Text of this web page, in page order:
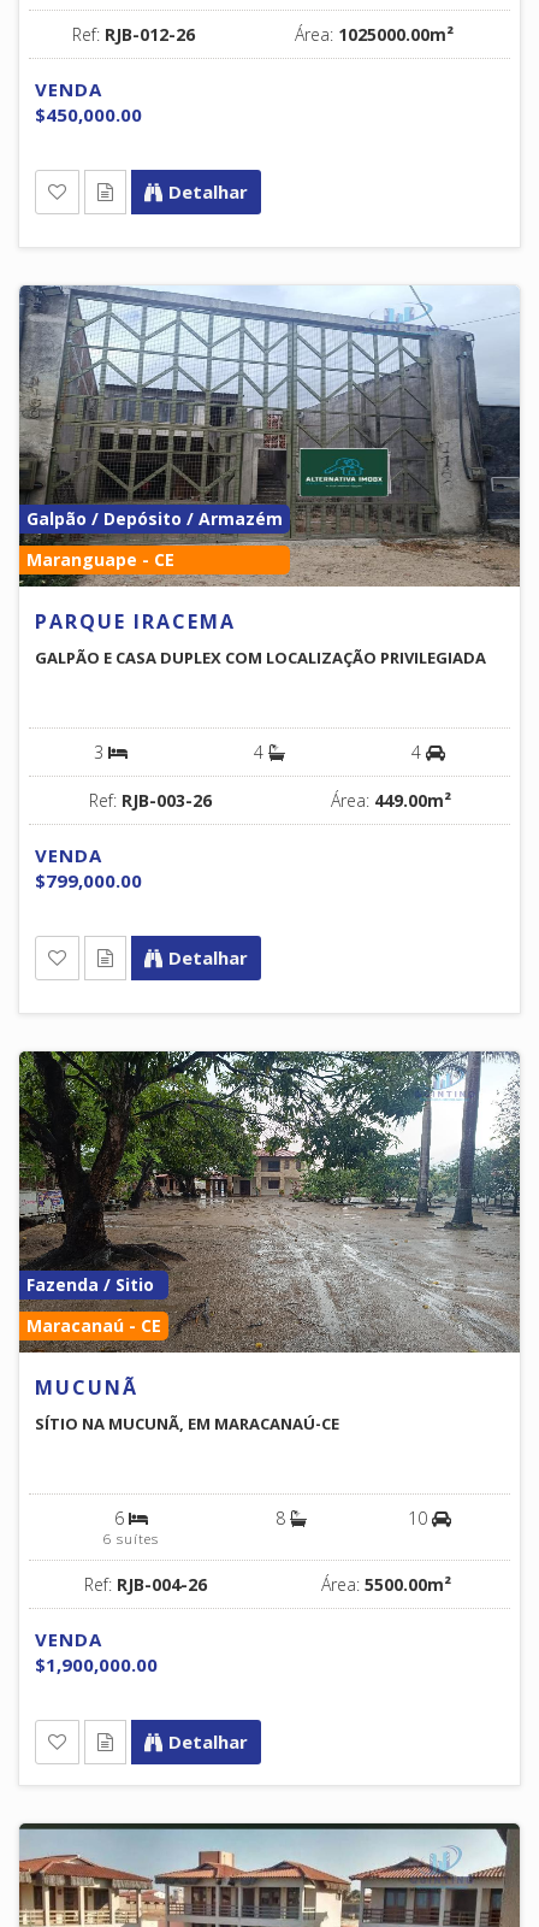
Ref: RJB-012-26 Área: 1025000.00m²
VENDA
$450,000.00
Detalhar
Galpão / Depósito / Armazém
Maranguape - CE
PARQUE IRACEMA
GALPÃO E CASA DUPLEX COM LOCALIZAÇÃO PRIVILEGIADA
3 4 4
Ref: RJB-003-26 Área: 449.00m²
VENDA
$799,000.00
Detalhar
Fazenda / Sitio
Maracanaú - CE
MUCUNÃ
SÍTIO NA MUCUNÃ, EM MARACANAÚ-CE
6
6 suítes
8 10
Ref: RJB-004-26 Área: 5500.00m²
VENDA
$1,900,000.00
Detalhar